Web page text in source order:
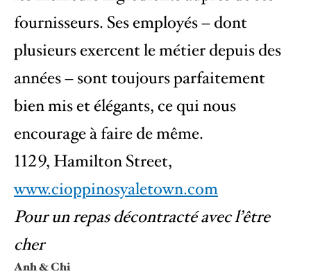
fournisseurs. Ses employés – dont
plusieurs exercent le métier depuis des
années – sont toujours parfaitement
bien mis et élégants, ce qui nous
encourage à faire de même.
1129, Hamilton Street,
www.cioppinosyaletown.com
Pour un repas décontracté avec l’être
cher
Anh & Chi